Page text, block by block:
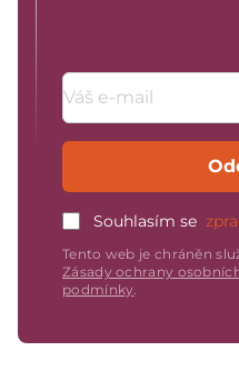
Emailová adresa
Souhlasím se
Tento web je chráněn
Zásady ochrany
podmínky.